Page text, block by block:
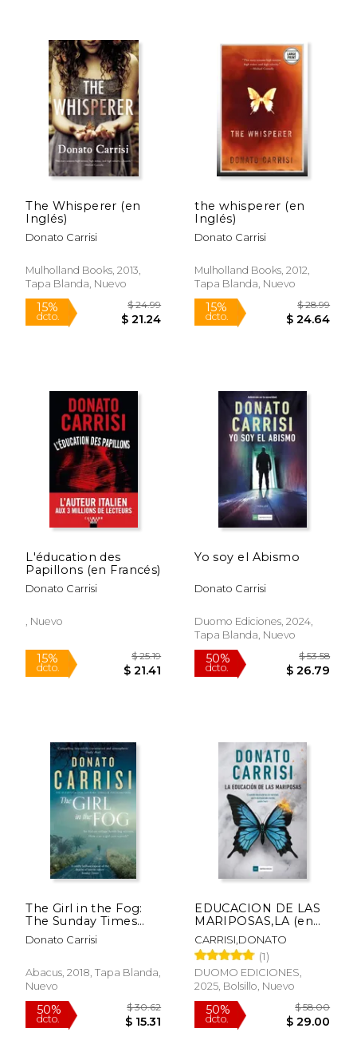
Rápido Rápido
The Whisperer (en
Inglés)
Donato Carrisi
Mulholland Books, 2013,
Tapa Blanda, Nuevo
dcto. $ 21.24
the whisperer (en
Inglés)
Donato Carrisi
Mulholland Books, 2012,
Tapa Blanda, Nuevo
dcto.
L'éducation des
Papillons (en Francés)
Donato Carrisi
, Nuevo
Yo soy el Abismo
Donato Carrisi
Duomo Ediciones, 2024,
Tapa Blanda, Nuevo
The Girl in the Fog:
The Sunday Times
Crime Book of the
Month (en Inglés)
Donato Carrisi
Abacus, 2018, Tapa Blanda,
Nuevo
EDUCACION DE LAS
MARIPOSAS,LA (en
Castellano)
CARRISI,DONATO
(1)
DUOMO EDICIONES,
2025, Bolsillo, Nuevo